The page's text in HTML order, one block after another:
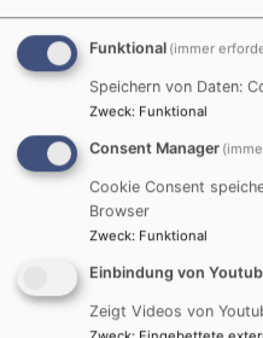
Lorenz Bäuerle, Alicia Menth,
Bettina Stern, Susanne Dorn,
Vorne: Dr. Gerald Fremdling
Bei Problemen und
Kritik, Anregungen und
bei allen unseren
Funktional (immer
Speichern von Daten:
Zweck: Funktional
Consent Manager
Cookie Consent
Browser
Zweck: Funktional
Einbindung von
Zeigt Videos von